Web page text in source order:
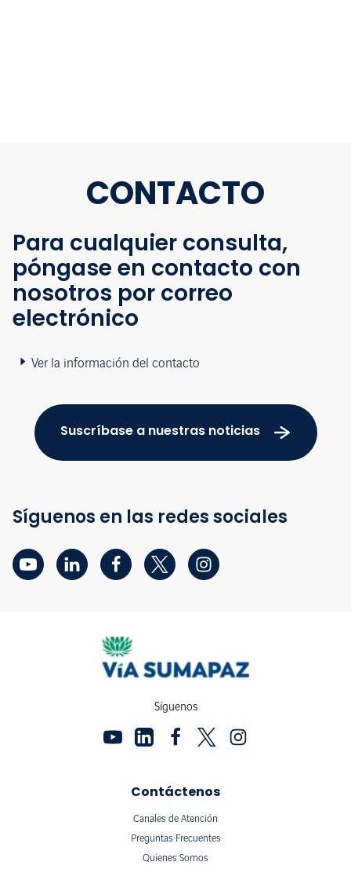
CONTACTO
Para cualquier consulta,
póngase en contacto con
nosotros por correo
electrónico
Ver la información del contacto
Suscríbase a nuestras noticias
Síguenos en las redes sociales
Síguenos
Contáctenos
Canales de Atención
Preguntas Frecuentes
Quienes Somos